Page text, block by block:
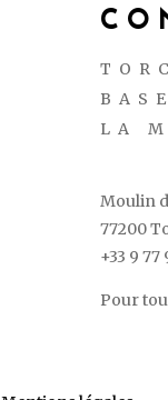
LA
Moulin
77200
+33 9 77
Pour